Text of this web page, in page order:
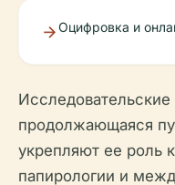
Оцифровка и
продолжающаяся
укрепляют ее роль
папирологии и